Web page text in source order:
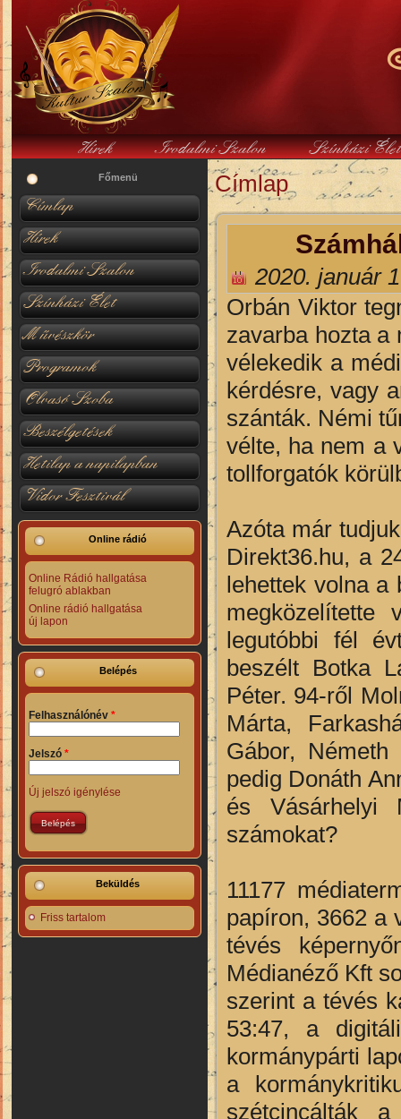
Hírek Irodalmi Szalon Színházi
Főmenü
Címlap
Hírek
Irodalmi Szalon
Színházi Élet
Művészkör
Programok
Olvasó Szoba
Beszélgetések
Hetilap a napilapban
Vidor Fesztivál
Online rádió
Online Rádió hallgatása
felugró ablakban
Online rádió hallgatása
új lapon
Belépés
Felhasználónév *
Jelszó *
Új jelszó igénylése
Beküldés
Friss tartalom
Jelenlegi hely
Címlap
2020. január
Orbán Viktor
zavarba hozta a
vélekedik a
kérdésre, vagy
szánták. Némi
vélte, ha nem a
tollforgatók
Azóta már
Direkt36.hu, a
lehettek volna a
legutóbbi fél
beszélt Botka
Péter. 94-ről
Márta,
Gábor,
pedig Donáth
és Vásárhelyi
számokat?
11177
papíron, 3662 a
tévés
Médianéző Kft
szerint a tévés
53:47, a
kormánypárti
a
szétcincálták